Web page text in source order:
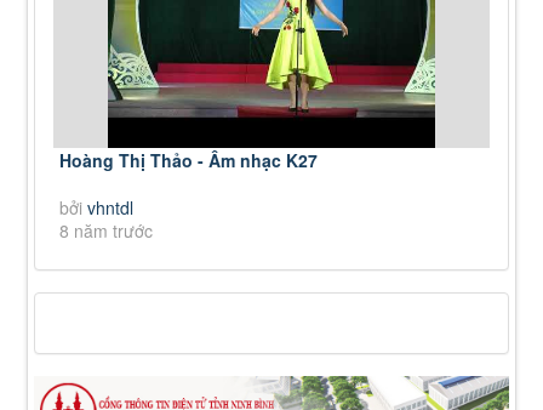
Hoàng Thị Thảo - Âm nhạc K27
bởivhntdl
8 năm trước